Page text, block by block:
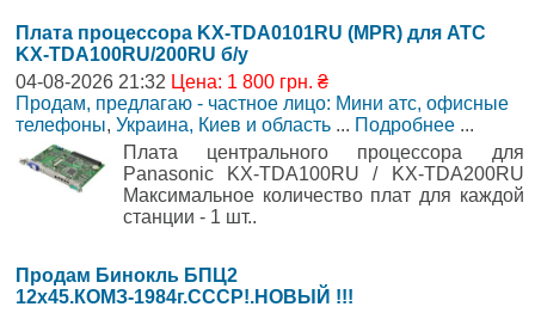
Плата процессора KX-TDA0101RU (MPR) для АТС
KX-TDA100RU/200RU б/у
04-08-2026 21:32 Цена: 1 800 грн. ₴
Продам, предлагаю - частное лицо: Мини атс, офисные
телефоны, Украина, Киев и область ... Подробнее ...
Плата центрального процессора для
Panasonic KX-TDA100RU / KX-TDA200RU
Максимальное количество плат для каждой
станции - 1 шт..
Продам Бинокль БПЦ2
12x45.КОМЗ-1984г.СССР!.НОВЫЙ !!!